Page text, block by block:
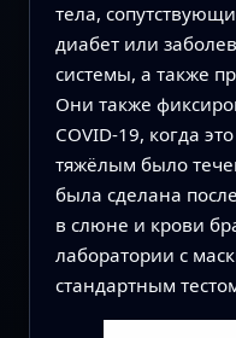
тела,
диабет или
системы, а также
Они также
COVID-19, когда
тяжёлым было
была сделана
в слюне и крови
лаборатории с
стандартным